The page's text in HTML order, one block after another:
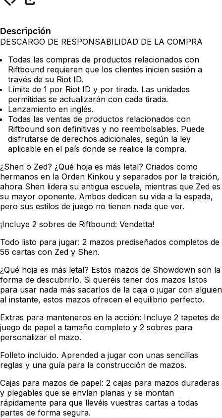
Descripción
DESCARGO DE RESPONSABILIDAD DE LA COMPRA
Todas las compras de productos relacionados con
Riftbound requieren que los clientes inicien sesión a
través de su Riot ID.
Límite de 1 por Riot ID y por tirada. Las unidades
permitidas se actualizarán con cada tirada.
Lanzamiento en inglés.
Todas las ventas de productos relacionados con
Riftbound son definitivas y no reembolsables. Puede
disfrutarse de derechos adicionales, según la ley
aplicable en el país donde se realice la compra.
¿Shen o Zed? ¿Qué hoja es más letal? Criados como
hermanos en la Orden Kinkou y separados por la traición,
ahora Shen lidera su antigua escuela, mientras que Zed es
su mayor oponente. Ambos dedican su vida a la espada,
pero sus estilos de juego no tienen nada que ver.
¡Incluye 2 sobres de Riftbound: Vendetta!
Todo listo para jugar: 2 mazos prediseñados completos de
56 cartas con Zed y Shen.
¿Qué hoja es más letal? Estos mazos de Showdown son la
forma de descubrirlo. Si queréis tener dos mazos listos
para usar nada más sacarlos de la caja o jugar con alguien
al instante, estos mazos ofrecen el equilibrio perfecto.
Extras para manteneros en la acción: Incluye 2 tapetes de
juego de papel a tamaño completo y 2 sobres para
personalizar el mazo.
Folleto incluido. Aprended a jugar con unas sencillas
reglas y una guía para la construcción de mazos.
Cajas para mazos de papel: 2 cajas para mazos duraderas
y plegables que se envían planas y se montan
rápidamente para que llevéis vuestras cartas a todas
partes de forma segura.